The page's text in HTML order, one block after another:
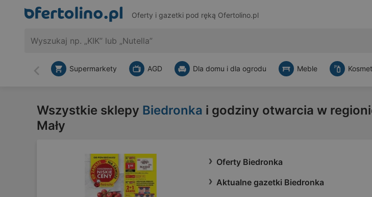
Oferty i gazetki pod ręką Ofertolino.pl
Wstecz
Supermarkety AGD Dla domu i dla ogrodu Meble
Wszystkie sklepy Biedronka i godziny otwarcia w
Mały
Oferty Biedronka
Aktualne gazetki Biedronka